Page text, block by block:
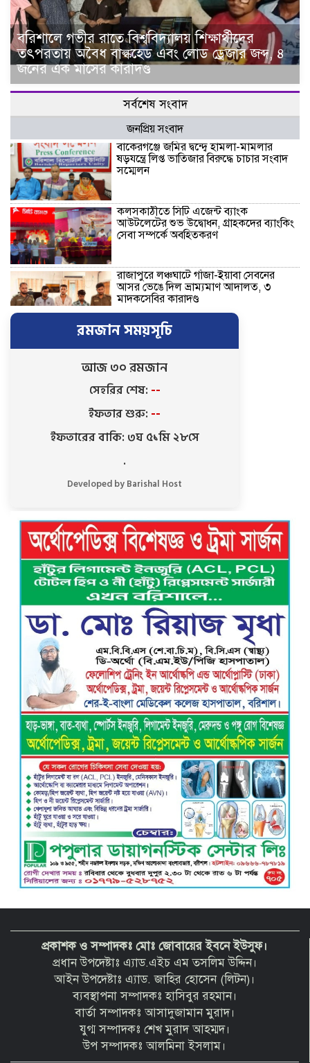
বরিশালে গভীর রাতে বিশ্ববিদ্যালয় শিক্ষার্থীদের
তৎপরতায় অবৈধ বাল্কহেড এবং লোড ড্রেজার জব্দ, ৪
জনের এক মাসের কারাদণ্ড
সর্বশেষ সংবাদ
জনপ্রিয় সংবাদ
বাকেরগঞ্জে জমির দ্বন্দ্বে হামলা-মামলার
ষড়যন্ত্রে লিপ্ত ভাতিজার বিরুদ্ধে চাচার সংবাদ
সম্মেলন
কলসকাঠীতে সিটি এজেন্ট ব্যাংক
আউটলেটের শুভ উদ্বোধন, গ্রাহকদের ব্যাংকিং
সেবা সম্পর্কে অবহিতকরণ
রাজাপুরে লঞ্চঘাটে গাঁজা-ইয়াবা সেবনের
আসর ভেঙে দিল ভ্রাম্যমাণ আদালত, ৩
মাদকসেবির কারাদণ্ড
নিখোঁজ ভিকটিমের সন্ধান মেলেনি …
ট্রাইব্যুনালে প্রশ্নবিদ্ধ চার্জশিট দেয়ায়
পিবিআই’র তদন্তকারী কর্মকর্তাকে শোকজ সহ
সিআইডিকে তদন্তের নির্দেশ
বাকেরগঞ্জের বাখরকাঠি বি আই টি বালিকা
মাধ্যমিক বিদ্যালয়, এডহক কমিটির অভিষেকে
শিক্ষার মানোন্নয়নের অঙ্গীকার
বরিশালে গভীর রাতে বিশ্ববিদ্যালয়
শিক্ষার্থীদের তৎপরতায় অবৈধ বাল্কহেড এবং
লোড ড্রেজার জব্দ, ৪ জনের এক মাসের
ভয়াবহ বিস্ফোরণে কেঁপে উঠল বাকেরগঞ্জ:
আগুনে দগ্ধ নারী-শিশুসহ ৩, তুলাতলা নদীতে
ঝাঁপ দিয়ে প্রাণ বাঁচানোর চেষ্টা
গৌরনদী প্রেসক্লাবের সাধারণ সম্পাদকের
ওপর হামলা, জেলা সাংবাদিক ইউনিয়নের
নিন্দা
বরিশাল ক্লাবের সভাপতি নির্বাচিত হওয়ায়
এ্যাডঃ মুজিবুর রহমান সরোয়ার কে ফুলেল
শুভেচ্ছা”
গৌরনদী প্রেসক্লাবের সাধারণ সম্পাদক এস.
এম. জুলফিকারের ওপর অতর্কিত হামলা:
তীব্র নিন্দা ও শাস্তির দাবি
রমজান সময়সূচি
আজ ৩০ রমজান
সেহরির শেষ: --
ইফতার শুরু: --
ইফতারের বাকি: ৩ঘ ৫১মি ২৭সে
.
Developed by Barishal Host
প্রকাশক ও সম্পাদকঃ মোঃ জোবায়ের ইবনে ইউসুফ।
প্রধান উপদেষ্টাঃ এ্যাড.এইচ এম তসলিম উদ্দিন।
আইন উপদেষ্টাঃ এ্যাড. জাহির হোসেন (লিটন)।
ব্যবস্থাপনা সম্পাদকঃ হাসিবুর রহমান।
বার্তা সম্পাদকঃ আসাদুজামান মুরাদ।
যুগ্ম সম্পাদকঃ শেখ মুরাদ আহম্মদ।
উপ সম্পাদকঃ আলমিনা ইসলাম।